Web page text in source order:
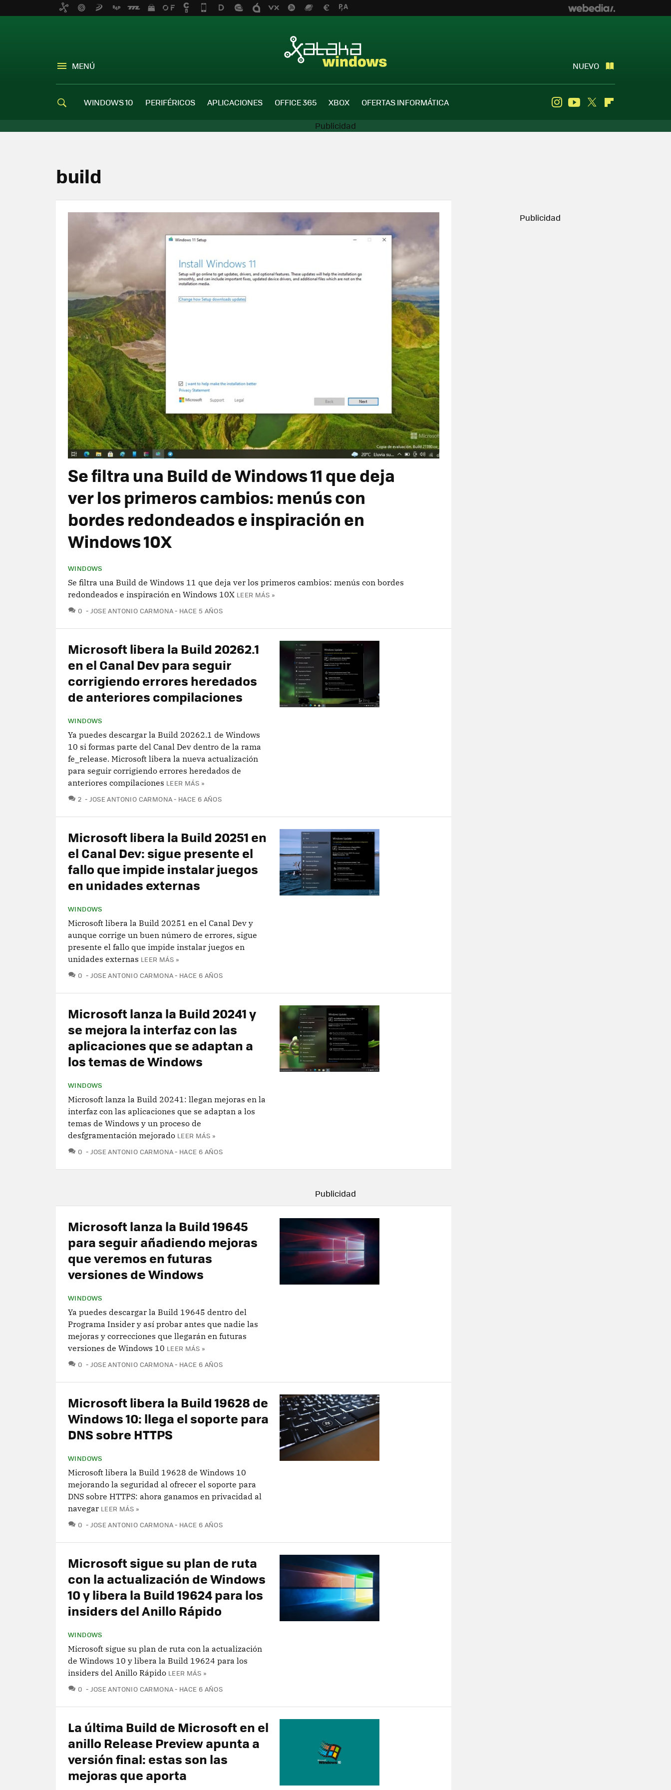
MENÚ NUEVO
WINDOWS 10 PERIFÉRICOS APLICACIONES OFFICE 365 XBOX OFERTAS INFORMÁTICA InstagramYoutube
Twitter
build
Se filtra una Build de Windows 11 que deja
ver los primeros cambios: menús con
bordes redondeados e inspiración en
Windows 10X
WINDOWS
Se filtra una Build de Windows 11 que deja ver los primeros cambios: menús con bordes
redondeados e inspiración en Windows 10X LEER MÁS »
0 COMENTARIOS
JOSE ANTONIO CARMONA HACE 5 AÑOS
Microsoft libera la Build 20262.1
en el Canal Dev para seguir
corrigiendo errores heredados
de anteriores compilaciones
WINDOWS
Ya puedes descargar la Build 20262.1 de Windows
10 si formas parte del Canal Dev dentro de la rama
fe_release. Microsoft libera la nueva actualización
para seguir corrigiendo errores heredados de
anteriores compilaciones LEER MÁS »
2 COMENTARIOS
JOSE ANTONIO CARMONA HACE 6 AÑOS
Microsoft libera la Build 20251 en
el Canal Dev: sigue presente el
fallo que impide instalar juegos
en unidades externas
WINDOWS
Microsoft libera la Build 20251 en el Canal Dev y
aunque corrige un buen número de errores, sigue
presente el fallo que impide instalar juegos en
unidades externas LEER MÁS »
0 COMENTARIOS
JOSE ANTONIO CARMONA HACE 6 AÑOS
Microsoft lanza la Build 20241 y
se mejora la interfaz con las
aplicaciones que se adaptan a
los temas de Windows
WINDOWS
Microsoft lanza la Build 20241: llegan mejoras en la
interfaz con las aplicaciones que se adaptan a los
temas de Windows y un proceso de
desfgramentación mejorado LEER MÁS »
0 COMENTARIOS
JOSE ANTONIO CARMONA HACE 6 AÑOS
Microsoft lanza la Build 19645
para seguir añadiendo mejoras
que veremos en futuras
versiones de Windows
WINDOWS
Ya puedes descargar la Build 19645 dentro del
Programa Insider y así probar antes que nadie las
mejoras y correcciones que llegarán en futuras
versiones de Windows 10 LEER MÁS »
0 COMENTARIOS
JOSE ANTONIO CARMONA HACE 6 AÑOS
Microsoft libera la Build 19628 de
Windows 10: llega el soporte para
DNS sobre HTTPS
WINDOWS
Microsoft libera la Build 19628 de Windows 10
mejorando la seguridad al ofrecer el soporte para
DNS sobre HTTPS: ahora ganamos en privacidad al
navegar LEER MÁS »
0 COMENTARIOS
JOSE ANTONIO CARMONA HACE 6 AÑOS
Microsoft sigue su plan de ruta
con la actualización de Windows
10 y libera la Build 19624 para los
insiders del Anillo Rápido
WINDOWS
Microsoft sigue su plan de ruta con la actualización
de Windows 10 y libera la Build 19624 para los
insiders del Anillo Rápido LEER MÁS »
0 COMENTARIOS
JOSE ANTONIO CARMONA HACE 6 AÑOS
La última Build de Microsoft en el
anillo Release Preview apunta a
versión final: estas son las
mejoras que aporta